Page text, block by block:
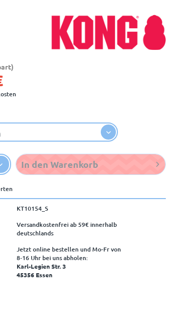
In den Warenkorb
KT10154_S
Versandkostenfrei ab 59€ innerhalb
deutschlands
Jetzt online bestellen und Mo-Fr von
8‑16 Uhr bei uns abholen:
Karl-Legien Str. 3
45356 Essen